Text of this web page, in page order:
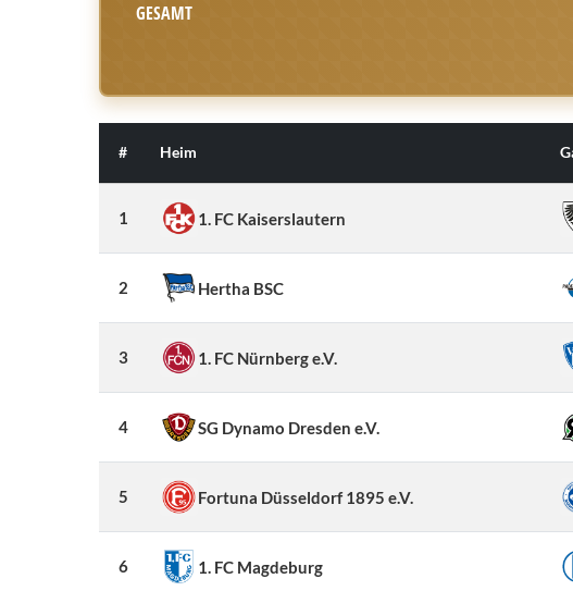
GESAMT
# Heim
1 1. FC Kaiserslautern
2 Hertha BSC
3 1. FC Nürnberg e.V.
4 SG Dynamo Dresden e.V.
5 Fortuna Düsseldorf 1895 e.V.
6 1. FC Magdeburg